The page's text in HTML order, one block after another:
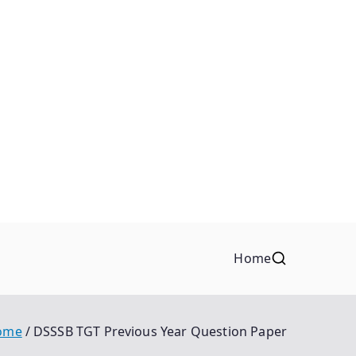
Home
DSSSB TGT Previous Year Question Paper